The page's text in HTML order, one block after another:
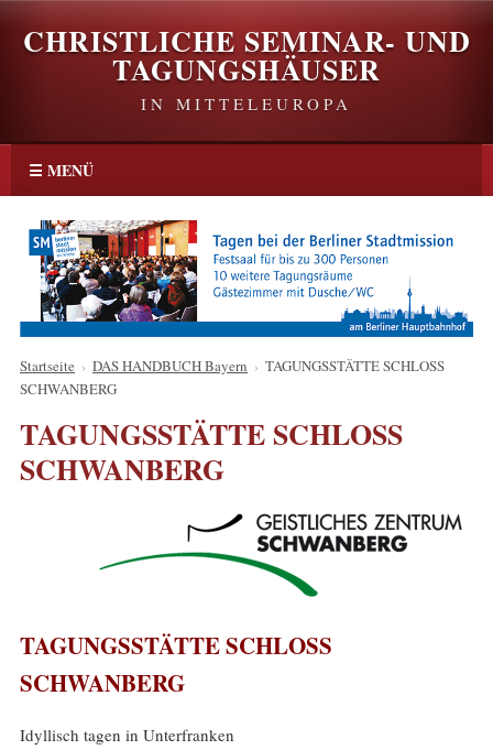
CHRISTLICHE SEMINAR- UND
TAGUNGSHÄUSER
IN MITTELEUROPA
☰ MENÜ
Startseite › DAS HANDBUCH Bayern › TAGUNGSSTÄTTE SCHLOSS
SCHWANBERG
TAGUNGSSTÄTTE SCHLOSS
SCHWANBERG
TAGUNGSSTÄTTE SCHLOSS
SCHWANBERG
Idyllisch tagen in Unterfranken